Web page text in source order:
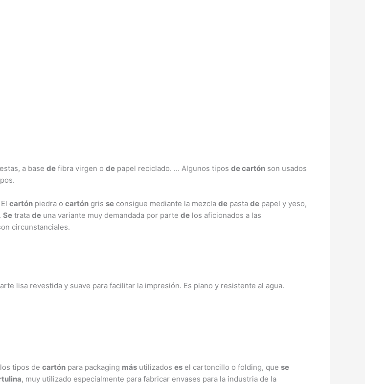
a base de fibra virgen o de papel reciclado. … Algunos tipos de cartón son usados
cartón piedra o cartón gris se consigue mediante la mezcla de pasta de papel y yeso,
Se trata de una variante muy demandada por parte de los aficionados a las
circunstanciales.
lisa revestida y suave para facilitar la impresión. Es plano y resistente al agua.
tipos de cartón para packaging más utilizados es el cartoncillo o folding, que se
, muy utilizado especialmente para fabricar envases para la industria de la